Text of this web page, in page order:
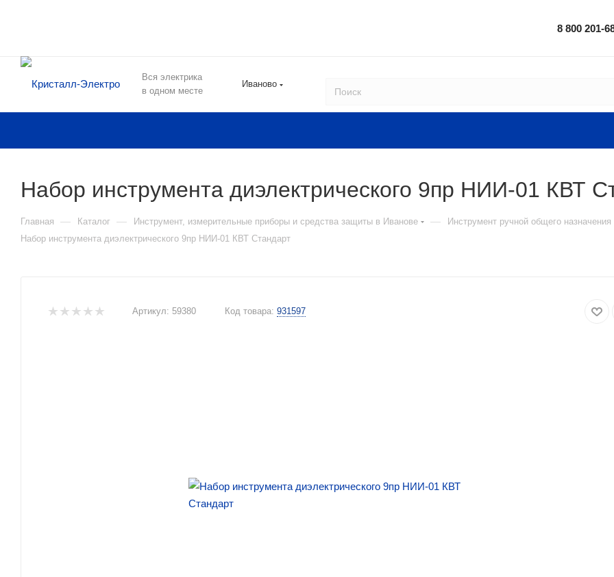
8 800 201-
Вся электрика
в одном месте
Иваново
Набор инструмента диэлектрического 9пр НИИ-01 КВТ
Главная — Каталог — Инструмент, измерительные приборы и средства защиты в Иванове — Инструмент ручной общего
Набор инструмента диэлектрического 9пр НИИ-01 КВТ Стандарт
Артикул: 59380 Код товара: 931597